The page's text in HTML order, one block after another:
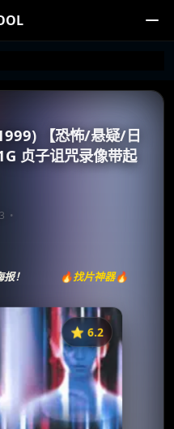
【恐怖/悬疑/日
贞子诅咒录像带起
！ 🔥找片神器🔥
⭐️ 6.2
🎬 1999年